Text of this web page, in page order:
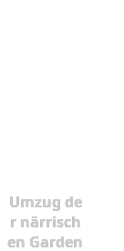
Umzug de
r närrisch
en Garden